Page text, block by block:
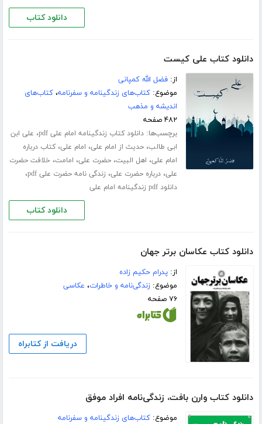
دانلود کتاب
دانلود کتاب علی کیست
از:فضل الله کمپانی
موضوع:کتاب‌های زندگینامه و سفرنامه،کتاب‌های
اندیشه و مذهب
۴۸۲ صفحه
برچسب‌ها:دانلود کتاب زندگینامه امام علی pdf ، علی ابن
ابی طالب،حدیث از امام علی، امام علی،کتاب درباره
امام علی، اهل البیت،حضرت علی، امامت، خلافت حضرت
علی،درباره حضرت علی، زندگی نامه حضرت علی pdf ،
دانلود pdf زندگینامه امام علی
دانلود کتاب
دانلود کتاب عکاسان برتر جهان
از:پدرام حکیم زاده
موضوع:زندگی‌نامه و خاطرات، عکاسی
۷۶ صفحه
دریافت از کتابراه
دانلود کتاب وارن بافت، زندگی‌نامه افراد موفق
موضوع:کتاب‌های زندگینامه و سفرنامه